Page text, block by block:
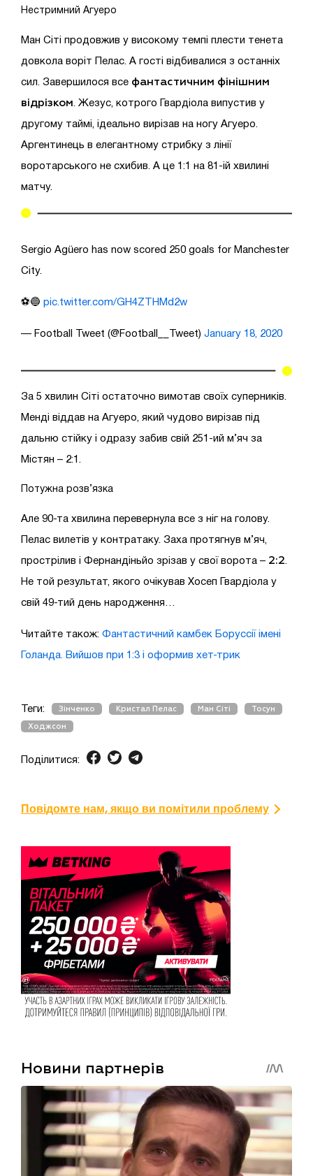
Нестримний Агуеро
Ман Сіті продовжив у високому темпі плести тенета
довкола воріт Пелас. А гості відбивалися з останніх
сил. Завершилося все фантастичним фінішним
відрізком . Жезус, котрого Гвардіола випустив у
другому таймі, ідеально вирізав на ногу Агуеро.
Аргентинець в елегантному стрибку з лінії
воротарського не схибив. А це 1:1 на 81-ій хвилині
матчу.
Sergio Agüero has now scored 250 goals for Manchester
City.
⚽🔵 pic.twitter.com/GH4ZTHMd2w
— Football Tweet (@Football__Tweet) January 18, 2020
За 5 хвилин Сіті остаточно вимотав своїх суперників.
Менді віддав на Агуеро, який чудово вирізав під
дальню стійку і одразу забив свій 251-ий м’яч за
Містян – 2:1.
Потужна розв’язка
Але 90-та хвилина перевернула все з ніг на голову.
Пелас вилетів у контратаку. Заха протягнув м’яч,
прострілив і Фернандіньйо зрізав у свої ворота – 2:2
Не той результат, якого очікував Хосеп Гвардіола у
свій 49-тий день народження…
Читайте також: Фантастичний камбек Боруссії імені
Голанда. Вийшов при 1:3 і оформив хет-трик
Теги: Зінченко Кристал Пелас Ман Сіті Тосун
Ходжсон
Поділитися:
Повідомте нам, якщо ви помітили проблему